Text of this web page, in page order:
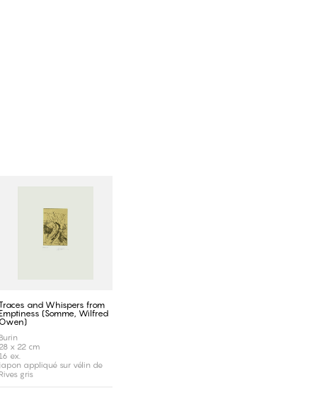
and Whispers from
Emptiness (Somme, Wilfred
Owen)
Burin
28 x 22 cm
16 ex.
japon appliqué sur vélin de
Rives gris